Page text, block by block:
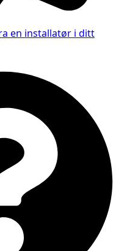
en installatør i ditt